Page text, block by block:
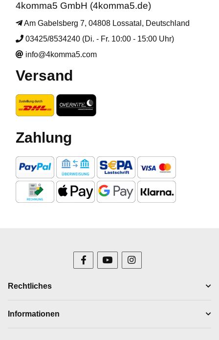
4komma5 GmbH (4komma5.de)
Am Gabelsberg 7, 04808 Lossatal, Deutschland
03425/8534240 (Di. - Fr. 10:00 - 15:00 Uhr)
info@4komma5.com
Versand
Zahlung
Rechtliches
Informationen